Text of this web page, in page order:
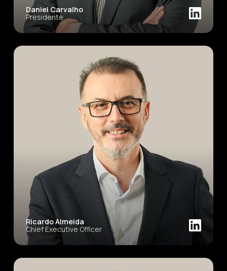
Daniel Carvalho
Presidente
Ricardo Almeida
Chief Executive Officer